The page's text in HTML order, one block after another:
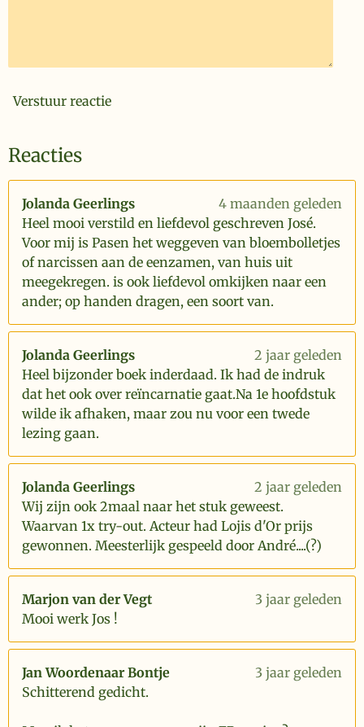
Verstuur reactie
Reacties
Jolanda Geerlings
4 maanden geleden
Heel mooi verstild en liefdevol geschreven José.
Voor mij is Pasen het weggeven van bloembolletjes
of narcissen aan de eenzamen, van huis uit
meegekregen. is ook liefdevol omkijken naar een
ander; op handen dragen, een soort van.
Jolanda Geerlings
2 jaar geleden
Heel bijzonder boek inderdaad. Ik had de indruk
dat het ook over reïncarnatie gaat.Na 1e hoofdstuk
wilde ik afhaken, maar zou nu voor een twede
lezing gaan.
Jolanda Geerlings
2 jaar geleden
Wij zijn ook 2maal naar het stuk geweest.
Waarvan 1x try-out. Acteur had Lojis d'Or prijs
gewonnen. Meesterlijk gespeeld door André....(?)
Marjon van der Vegt
3 jaar geleden
Mooi werk Jos !
Jan Woordenaar Bontje
3 jaar geleden
Schitterend gedicht.